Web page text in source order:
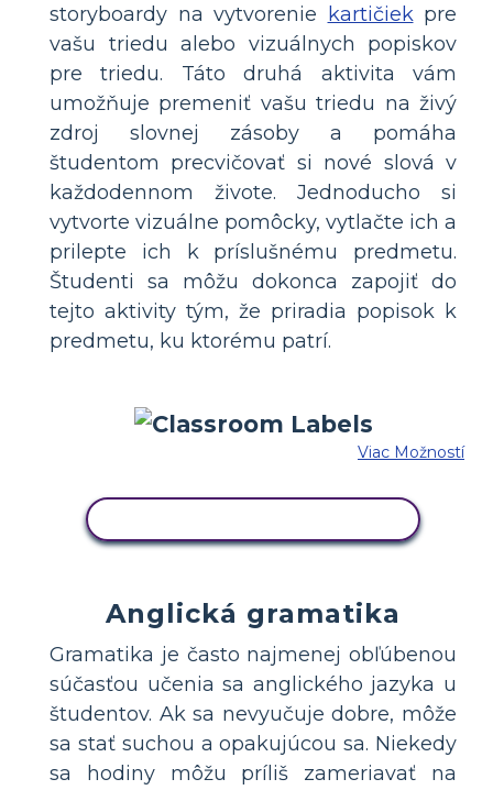
storyboardy na vytvorenie kartičiekpre
vašu triedu alebo vizuálnych popiskov
pre triedu. Táto druhá aktivita vám
umožňuje premeniť vašu triedu na živý
zdroj slovnej zásoby a pomáha
študentom precvičovať si nové slová v
každodennom živote. Jednoducho si
vytvorte vizuálne pomôcky, vytlačte ich a
prilepte ich k príslušnému predmetu.
Študenti sa môžu dokonca zapojiť do
tejto aktivity tým, že priradia popisok k
predmetu, ku ktorému patrí.
Viac Možností
Anglická gramatika
Gramatika je často najmenej obľúbenou
súčasťou učenia sa anglického jazyka u
študentov. Ak sa nevyučuje dobre, môže
sa stať suchou a opakujúcou sa. Niekedy
sa hodiny môžu príliš zameriavať na